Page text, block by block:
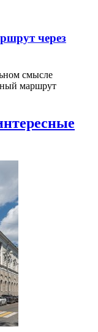
через
смысле
маршрут